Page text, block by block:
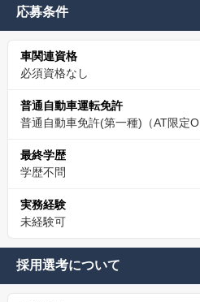
応募条件
車関連資格
必須資格なし
普通自動車運転免許
普通自動車免許(第一種)（AT限定
最終学歴
学歴不問
実務経験
未経験可
採用選考について